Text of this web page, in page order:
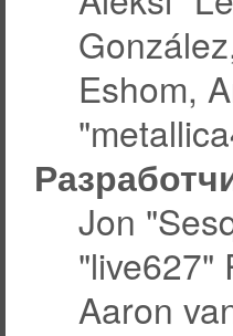
Eshom,
Jon
"live627"
Aaron